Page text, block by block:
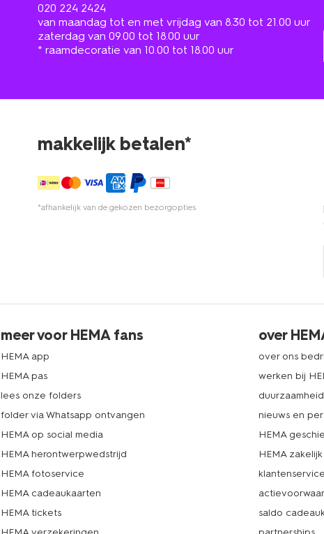
020 224 2424
van maandag tot en met vrijdag van 8.30 tot 21.00 uur
zaterdag van 09.00 tot 18.00 uur
* raamdecoratie van 10.00 tot 18.00 uur
makkelijk betalen*
*afhankelijk van de gekozen bezorgopties
meer voor HEMA fans
HEMA app
HEMA pas
lees onze folders
folder via Whatsapp ontvangen
HEMA op social media
HEMA herontwerpwedstrijd
HEMA fotoservice
HEMA cadeaukaarten
HEMA tickets
over
over ons
werken bij
duurzaamheid
nieuws en
HEMA
HEMA zakelijk
klantenservice
saldo